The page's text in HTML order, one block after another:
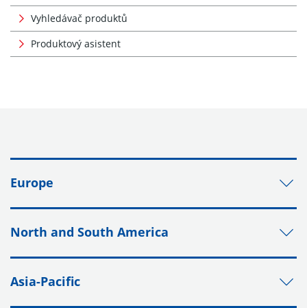
Vyhledávač produktů
Produktový asistent
Europe
North and South America
Asia-Pacific